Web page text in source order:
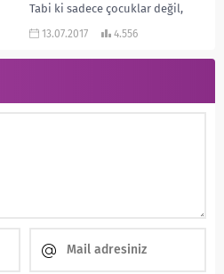
Tabi ki sadece çocuklar değil,
misafirlerinizin de çok...
13.07.2017 4.556